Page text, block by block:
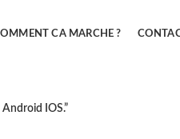
CA MARCHE ?
IOS.”